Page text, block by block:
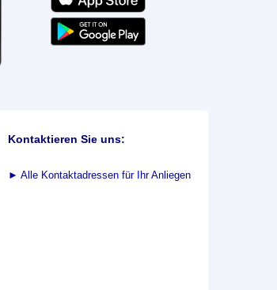
Kontaktieren Sie uns:
► Alle Kontaktadressen für Ihr Anliegen